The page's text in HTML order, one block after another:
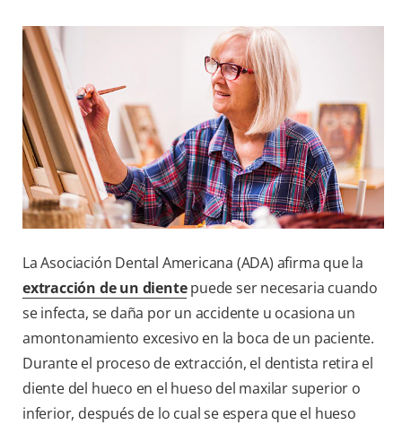
PARA PROFESIONALES
CUPONES
DONDE COMPRAR
PY (ES)
La Asociación Dental Americana (ADA) afirma que la
extracción de un dientepuede ser necesaria cuando
se infecta, se daña por un accidente u ocasiona un
amontonamiento excesivo en la boca de un paciente.
Durante el proceso de extracción, el dentista retira el
diente del hueco en el hueso del maxilar superior o
inferior, después de lo cual se espera que el hueso